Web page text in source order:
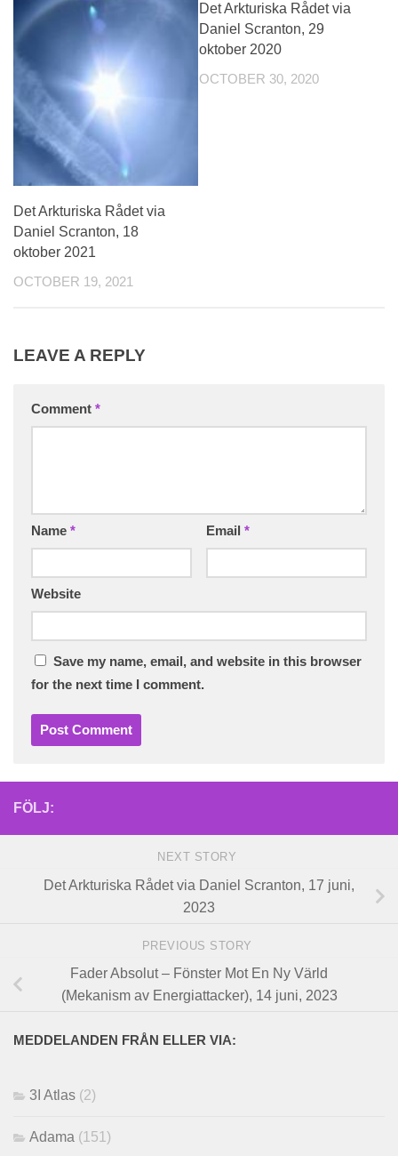
Det Arkturiska Rådet via
Daniel Scranton, 18
oktober 2021
OCTOBER 19, 2021
Det Arkturiska Rådet via
Daniel Scranton, 29
oktober 2020
OCTOBER 30, 2020
LEAVE A REPLY
Comment *
Name * Email *
Website
Save my name, email, and website in this browser
for the next time I comment.
FÖLJ:
NEXT STORY
Det Arkturiska Rådet via Daniel Scranton, 17 juni,
2023
PREVIOUS STORY
Fader Absolut – Fönster Mot En Ny Värld
(Mekanism av Energiattacker), 14 juni, 2023
MEDDELANDEN FRÅN ELLER VIA:
3I Atlas (2)
Adama (151)